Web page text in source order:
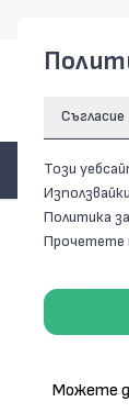
Начало /
Можете
Съгласие
Този
Политика
Прочетете